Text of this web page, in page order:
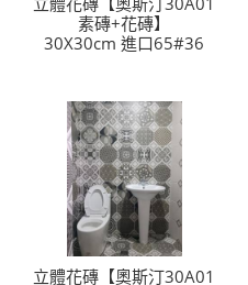
素磚+花磚】
30X30cm 進口65#36
立體花磚【奧斯汀30A01